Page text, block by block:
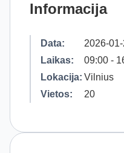
Informacija
Data:
2026-
Laikas:
09:00 -
Lokacija: Vilnius
Vietos:
20